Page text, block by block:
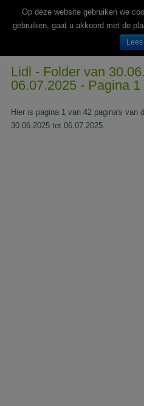
Wekelijks nieuwe folders van Nederlandse
Lidl - Folder van
06.07.2025 - Pagina 1
Hier is pagina 1 van 42 pagina's van
30.06.2025 tot 06.07.2025.
Op deze website gebruiken we
gebruiken, gaat u akkoord met de